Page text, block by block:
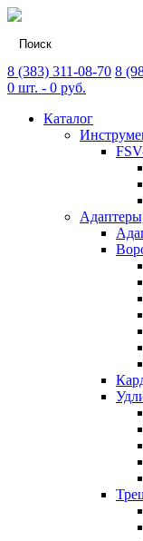
8 (383) 311-08-70 8
0 шт. - 0 руб.
Каталог